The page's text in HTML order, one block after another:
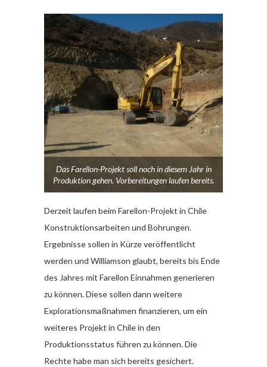
Das Farellon-Projekt soll noch in diesem Jahr in
Produktion gehen. Vorbereitungen laufen bereits.
Derzeit laufen beim Farellon-Projekt in Chile
Konstruktionsarbeiten und Bohrungen.
Ergebnisse sollen in Kürze veröffentlicht
werden und Williamson glaubt, bereits bis Ende
des Jahres mit Farellon Einnahmen generieren
zu können. Diese sollen dann weitere
Explorationsmaßnahmen finanzieren, um ein
weiteres Projekt in Chile in den
Produktionsstatus führen zu können. Die
Rechte habe man sich bereits gesichert.